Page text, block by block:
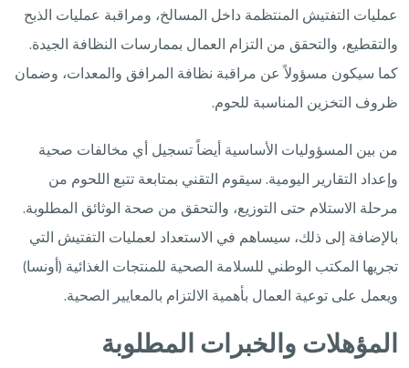
عمليات التفتيش المنتظمة داخل المسالخ، ومراقبة عمليات الذبح
والتقطيع، والتحقق من التزام العمال بممارسات النظافة الجيدة.
كما سيكون مسؤولاً عن مراقبة نظافة المرافق والمعدات، وضمان
ظروف التخزين المناسبة للحوم.
من بين المسؤوليات الأساسية أيضاً تسجيل أي مخالفات صحية
وإعداد التقارير اليومية. سيقوم التقني بمتابعة تتبع اللحوم من
مرحلة الاستلام حتى التوزيع، والتحقق من صحة الوثائق المطلوبة.
بالإضافة إلى ذلك، سيساهم في الاستعداد لعمليات التفتيش التي
تجريها المكتب الوطني للسلامة الصحية للمنتجات الغذائية (أونسا)
ويعمل على توعية العمال بأهمية الالتزام بالمعايير الصحية.
المؤهلات والخبرات المطلوبة